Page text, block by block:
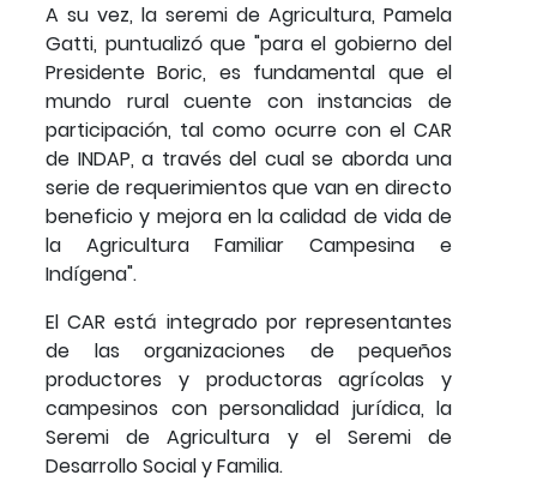
A su vez, la seremi de Agricultura, Pamela
Gatti, puntualizó que "para el gobierno del
Presidente Boric, es fundamental que el
mundo rural cuente con instancias de
participación, tal como ocurre con el CAR
de INDAP, a través del cual se aborda una
serie de requerimientos que van en directo
beneficio y mejora en la calidad de vida de
la Agricultura Familiar Campesina e
Indígena".
El CAR está integrado por representantes
de las organizaciones de pequeños
productores y productoras agrícolas y
campesinos con personalidad jurídica, la
Seremi de Agricultura y el Seremi de
Desarrollo Social y Familia.